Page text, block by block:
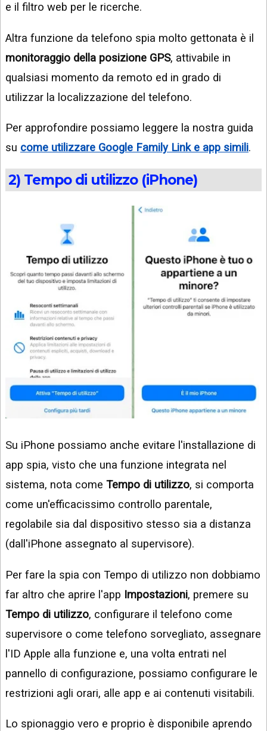
e il filtro web per le ricerche.
Altra funzione da telefono spia molto gettonata è il
monitoraggio della posizione GPS, attivabile in
qualsiasi momento da remoto ed in grado di
utilizzar la localizzazione del telefono.
Per approfondire possiamo leggere la nostra guida
su come utilizzare Google Family Link e app simili.
2) Tempo di utilizzo (iPhone)
Su iPhone possiamo anche evitare l'installazione di
app spia, visto che una funzione integrata nel
sistema, nota come Tempo di utilizzo, si comporta
come un'efficacissimo controllo parentale,
regolabile sia dal dispositivo stesso sia a distanza
(dall'iPhone assegnato al supervisore).
Per fare la spia con Tempo di utilizzo non dobbiamo
far altro che aprire l'app Impostazioni, premere su
Tempo di utilizzo, configurare il telefono come
supervisore o come telefono sorvegliato, assegnare
l'ID Apple alla funzione e, una volta entrati nel
pannello di configurazione, possiamo configurare le
restrizioni agli orari, alle app e ai contenuti visitabili.
Lo spionaggio vero e proprio è disponibile aprendo